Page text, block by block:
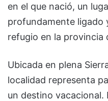
en el que nació, un
profundamente ligado
refugio en la provincia
Ubicada en plena
localidad representa
un destino vacacional.